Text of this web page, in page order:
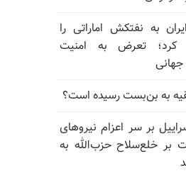
به نفتکش اماراتی را
تعرض به امنیت
جهانی
به بن‌بست رسیده است؟
بر سر اعزام نیروهای
بر خلع‌سلاح حزب‌الله به